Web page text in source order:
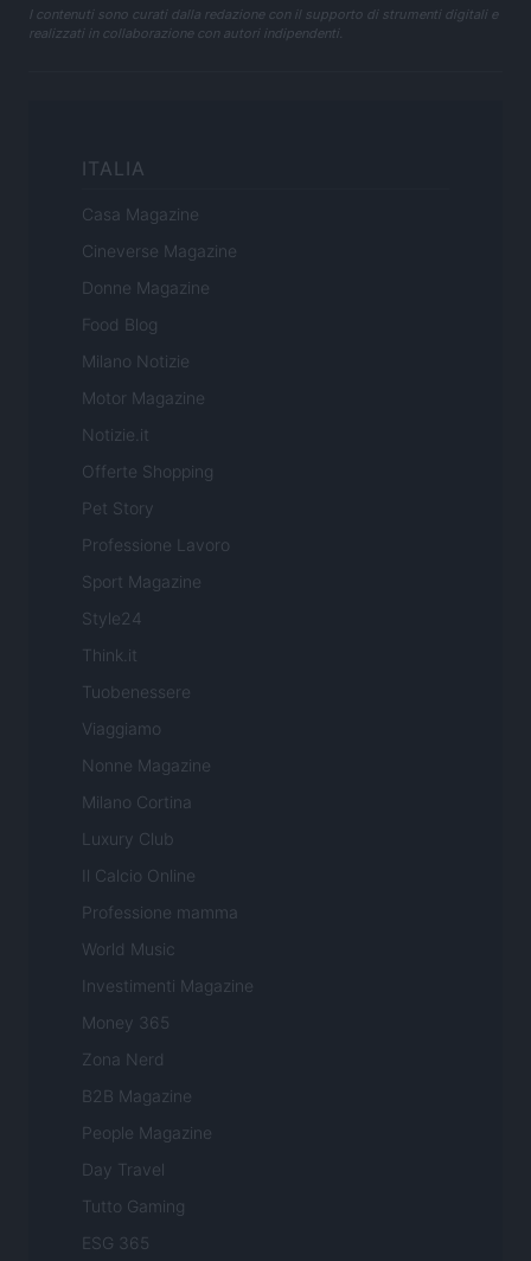
I contenuti sono curati dalla redazione con il supporto di strumenti digitali e
realizzati in collaborazione con autori indipendenti.
ITALIA
Casa Magazine
Cineverse Magazine
Donne Magazine
Food Blog
Milano Notizie
Motor Magazine
Notizie.it
Offerte Shopping
Pet Story
Professione Lavoro
Sport Magazine
Style24
Think.it
Tuobenessere
Viaggiamo
Nonne Magazine
Milano Cortina
Luxury Club
Il Calcio Online
Professione mamma
World Music
Investimenti Magazine
Money 365
Zona Nerd
B2B Magazine
People Magazine
Day Travel
Tutto Gaming
ESG 365